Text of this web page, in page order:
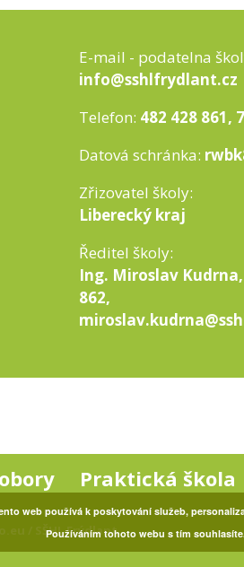
E-mail - podatelna
info@sshlfrydlant.cz
Telefon: 482 428 861,
Datová schránka:
Zřizovatel školy:
Liberecký kraj
Ředitel školy:
Ing. Miroslav
862,
Praktická škola
/ SŠHL Frýdlant
web používá k poskytování služeb,
Používáním tohoto webu s tím